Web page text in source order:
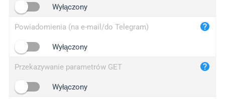
Wyłączony
Powiadomienia (na e-mail/do Telegram)
Wyłączony
Przekazywanie parametrów GET
Wyłączony